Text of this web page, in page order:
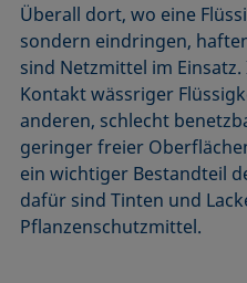
Oberflächenspannung
Überall dort, wo eine
sondern eindringen,
sind Netzmittel im
Kontakt wässriger
anderen, schlecht
geringer freier
ein wichtiger Bestandteil
dafür sind Tinten und
Pflanzenschutzmittel.